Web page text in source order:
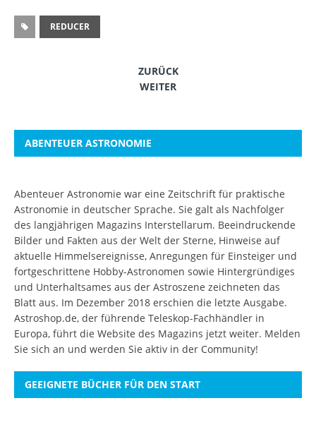
REDUCER
ZURÜCK
WEITER
ABENTEUER ASTRONOMIE
Abenteuer Astronomie war eine Zeitschrift für praktische
Astronomie in deutscher Sprache. Sie galt als Nachfolger
des langjährigen Magazins Interstellarum. Beeindruckende
Bilder und Fakten aus der Welt der Sterne, Hinweise auf
aktuelle Himmelsereignisse, Anregungen für Einsteiger und
fortgeschrittene Hobby-Astronomen sowie Hintergründiges
und Unterhaltsames aus der Astroszene zeichneten das
Blatt aus. Im Dezember 2018 erschien die letzte Ausgabe.
Astroshop.de, der führende Teleskop-Fachhändler in
Europa, führt die Website des Magazins jetzt weiter. Melden
Sie sich an und werden Sie aktiv in der Community!
GEEIGNETE BÜCHER FÜR DEN START